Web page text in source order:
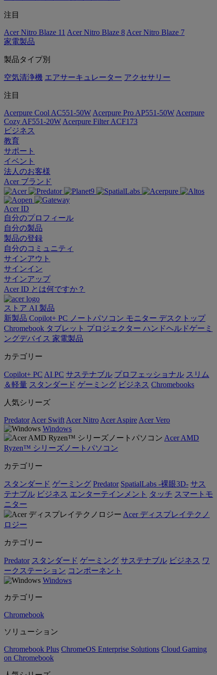
注目
Acer Nitro Blaze 11 Acer Nitro Blaze 8 Acer Nitro Blaze 7
家電製品
製品タイプ別
空気清浄機 エアサーキュレーター アクセサリー
注目
Acerpure Cool AC551-50W Acerpure Pro AP551-50W Acerpure
Cozy AF551-20W Acerpure Filter ACF173
ビジネス
教育
サポート
イベント
法人のお客様
Acer ブランド
Acer ID
自分のプロフィール
自分の製品
製品の登録
自分のコミュニティ
サインアウト
サインイン
サインアップ
Acer ID とは何ですか？
ストア AI 製品
新製品 Copilot+ PC ノートパソコン モニター デスクトップ
Chromebook タブレット プロジェクター ハンドヘルドゲーミ
ングデバイス 家電製品
カテゴリー
Copilot+ PC AI PC サステナブル プロフェッショナル スリム
＆軽量 スタンダード ゲーミング ビジネス Chromebooks
人気シリーズ
Predator Acer Swift Acer Nitro Acer Aspire Acer Vero
Windows
Acer AMD
Ryzen™ シリーズノートパソコン
カテゴリー
スタンダード ゲーミング Predator SpatialLabs -裸眼3D- サス
テナブル ビジネス エンターテインメント タッチ スマートモ
ニター
Acer ディスプレイテクノ
ロジー
カテゴリー
Predator スタンダード ゲーミング サステナブル ビジネス ワ
ークステーション コンポーネント
Windows
カテゴリー
Chromebook
ソリューション
Chromebook Plus ChromeOS Enterprise Solutions Cloud Gaming
on Chromebook